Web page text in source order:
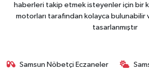
haberleri takip etmek isteyenler için bir
motorları tarafından kolayca bulunabilir
tasarlanmıştır
Samsun Nöbetçi Eczaneler